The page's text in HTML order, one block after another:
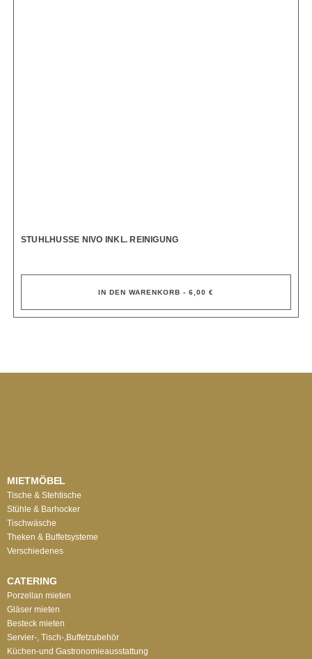
STUHLHUSSE NIVO INKL. REINIGUNG
IN DEN WARENKORB - 6,00 €
MIETMÖBEL
Tische & Stehtische
Stühle & Barhocker
Tischwäsche
Theken & Buffetsysteme
Verschiedenes
CATERING
Porzellan mieten
Gläser mieten
Besteck mieten
Servier-, Tisch-,Buffetzubehör
Küchen-und Gastronomieausstattung